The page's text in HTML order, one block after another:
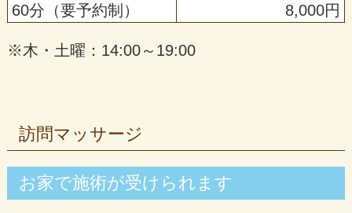
60分（要予約制）
8,000円
※木・土曜：14:00～19:00
訪問マッサージ
お家で施術が受けられます